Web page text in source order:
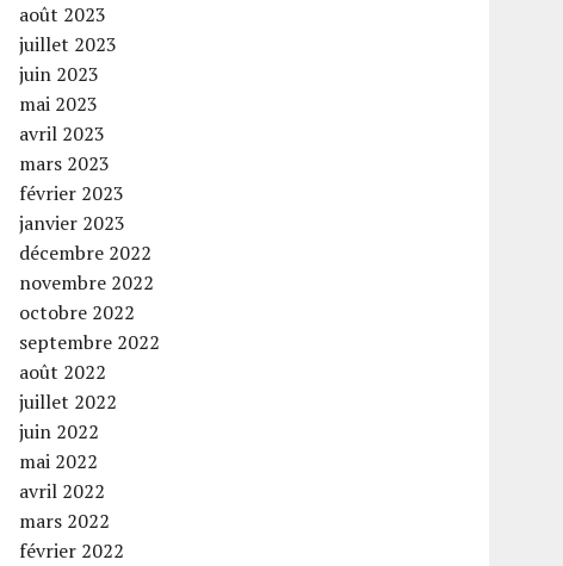
août 2023
juillet 2023
juin 2023
mai 2023
avril 2023
mars 2023
février 2023
janvier 2023
décembre 2022
novembre 2022
octobre 2022
septembre 2022
août 2022
juillet 2022
juin 2022
mai 2022
avril 2022
mars 2022
février 2022